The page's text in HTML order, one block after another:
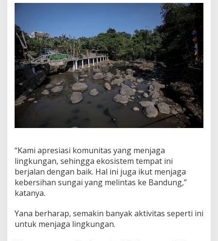
“Kami apresiasi komunitas yang menjaga
lingkungan, sehingga ekosistem tempat ini
berjalan dengan baik. Hal ini juga ikut menjaga
kebersihan sungai yang melintas ke Bandung,”
katanya.
Yana berharap, semakin banyak aktivitas seperti ini
untuk menjaga lingkungan.